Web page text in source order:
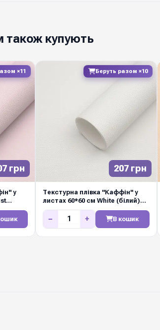
також купують
грн
×11
у
207 грн
Беруть разом ×10
Текстурна плівка "Каффін" у
листах 60*60 см White (білий)
(20шт/упак)
− + В кошик